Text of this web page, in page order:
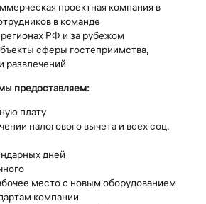
проектная компания в
в команде
РФ и за рубежом
сферы гостеприимства,
развлечений
предоставляем:
плату
налогового вычета и всех соц.
дней
место с новым оборудованием
компании